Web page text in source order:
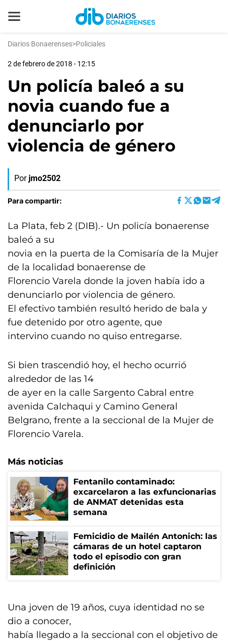
Diarios Bonaerenses>Policiales
2 de febrero de 2018 - 12:15
Un policía baleó a su
novia cuando fue a
denunciarlo por
violencia de género
Por jmo2502
Para compartir:
La Plata, feb 2 (DIB).- Un policía bonaerense
baleó a su
novia en la puerta de la Comisaría de la Mujer
de la localidad bonaerense de
Florencio Varela donde la joven había ido a
denunciarlo por violencia de género.
El efectivo también resultó herido de bala y
fue detenido por otro agente, que
intervino cuando no quiso entregarse.
Si bien trascendió hoy, el hecho ocurrió
alrededor de las 14
de ayer en la calle Sargento Cabral entre
avenida Calchaqui y Camino General
Belgrano, frente a la seccional de la Mujer de
Florencio Varela.
Más noticias
Fentanilo contaminado:
excarcelaron a las exfuncionarias
de ANMAT detenidas esta
semana
Femicidio de Mailén Antonich: las
cámaras de un hotel captaron
todo el episodio con gran
definición
Una joven de 19 años, cuya identidad no se
dio a conocer,
había llegado a la seccional con el objetivo de